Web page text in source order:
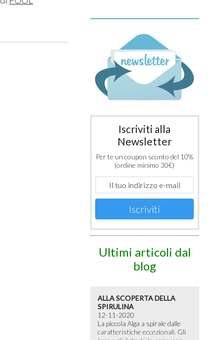
Iscriviti alla
Newsletter
Per te un coupon sconto del 10%
(ordine minimo 30€)
Iscriviti
Ultimi articoli dal
blog
ALLA SCOPERTA DELLA
SPIRULINA
12-11-2020
La piccola Alga a spirale dalle
caratteristiche eccezionali. Gli